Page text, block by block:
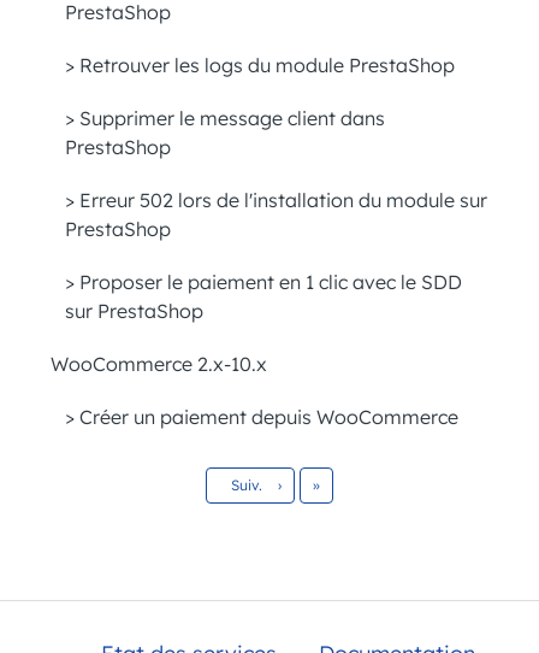
PrestaShop
> Retrouver les logs du module PrestaShop
> Supprimer le message client dans
PrestaShop
> Erreur 502 lors de l'installation du module sur
PrestaShop
> Proposer le paiement en 1 clic avec le SDD
sur PrestaShop
WooCommerce 2.x-10.x
> Créer un paiement depuis WooCommerce
Suiv. › Dernier
»